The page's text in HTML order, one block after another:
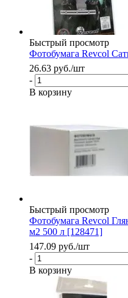
Быстрый просмотр
Фотобумага Revcol
26.63 руб./шт
-
В корзину
Быстрый просмотр
Фотобумага Revcol
м2 500 л [128471]
147.09 руб./шт
-
В корзину